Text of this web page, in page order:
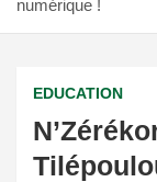
numérique !
EDUCATION